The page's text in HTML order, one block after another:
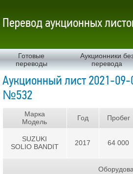
Перевод аукционных
Готовые
переводы
Аукционники
перевода
Аукционный лист 2021-09-
№532
Марка
Модель
SUZUKI
SOLIO BANDIT
Год
2017
Пробег
64 000